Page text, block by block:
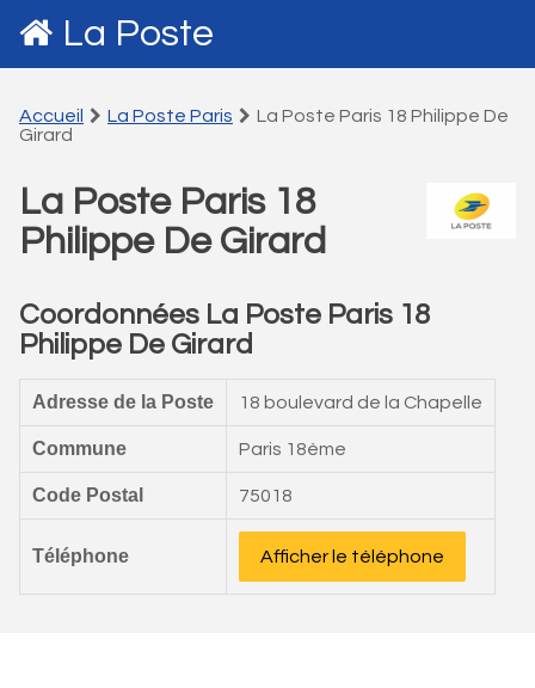
La Poste
Accueil La Poste Paris
La Poste Paris 18 Philippe De
Girard
La Poste Paris 18
Philippe De Girard
Coordonnées La Poste Paris 18
Philippe De Girard
Adresse de la Poste 18 boulevard de la Chapelle
Commune Paris 18ème
Code Postal 75018
Téléphone Afficher le téléphone